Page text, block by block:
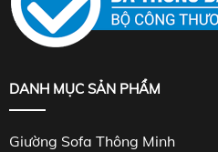
DANH MỤC SẢN PHẨM
Giường Sofa Thông Minh